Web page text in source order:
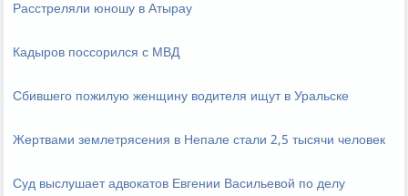
Расстреляли юношу в Атырау
Кадыров поссорился с МВД
Сбившего пожилую женщину водителя ищут в Уральске
Жертвами землетрясения в Непале стали 2,5 тысячи человек
Суд выслушает адвокатов Евгении Васильевой по делу